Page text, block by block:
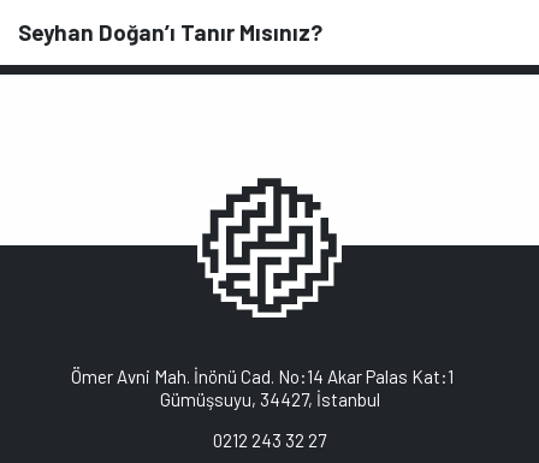
Seyhan Doğan’ı Tanır Mısınız?
Ömer Avni Mah. İnönü Cad. No:14 Akar Palas Kat:1
Gümüşsuyu, 34427, İstanbul
0212 243 32 27